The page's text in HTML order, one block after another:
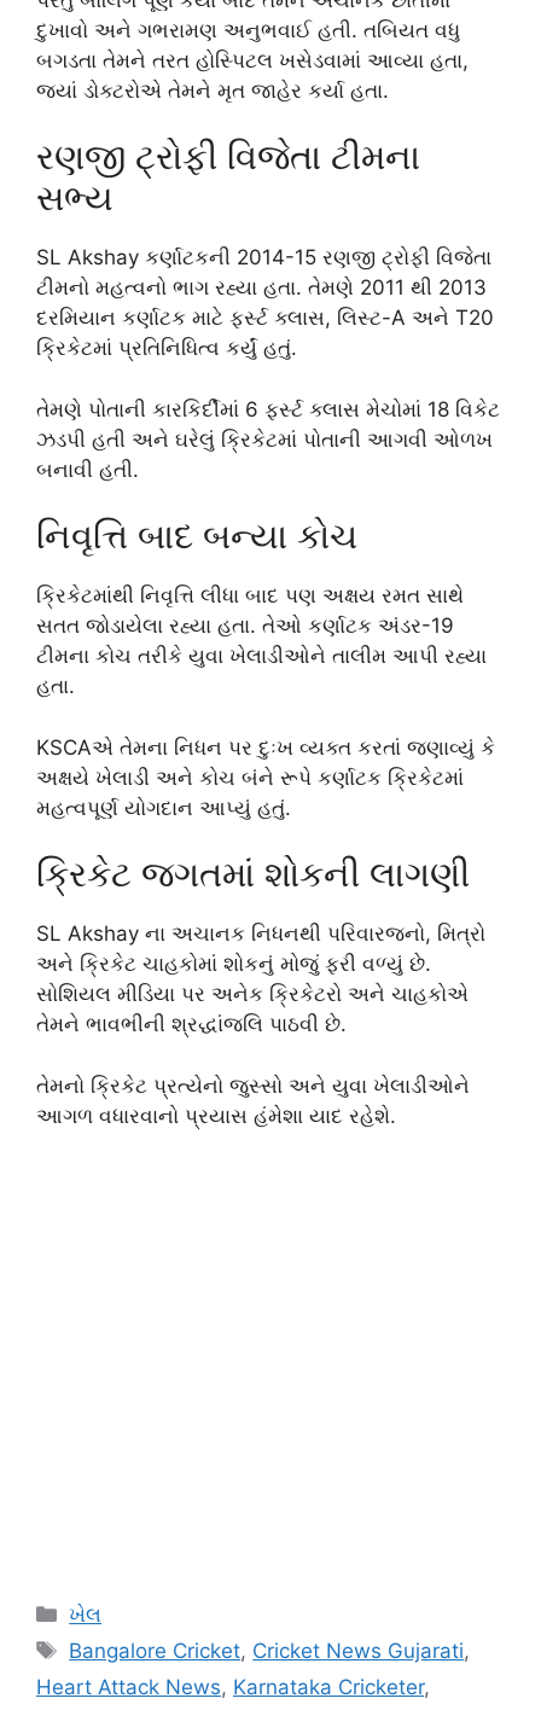
દુખાવો અને ગભરામણ અનુભવાઈ હતી. તબિયત વધુ
બગડતા તેમને તરત હોસ્પિટલ ખસેડવામાં આવ્યા હતા,
જ્યાં ડોક્ટરોએ તેમને મૃત જાહેર કર્યા હતા.
રણજી ટ્રોફી વિજેતા ટીમના
સભ્ય
SL Akshay કર્ણાટકની 2014-15 રણજી ટ્રોફી વિજેતા
ટીમનો મહત્વનો ભાગ રહ્યા હતા. તેમણે 2011 થી 2013
દરમિયાન કર્ણાટક માટે ફર્સ્ટ ક્લાસ, લિસ્ટ-A અને T20
ક્રિકેટમાં પ્રતિનિધિત્વ કર્યું હતું.
તેમણે પોતાની કારકિર્દીમાં 6 ફર્સ્ટ ક્લાસ મેચોમાં 18 વિકેટ
ઝડપી હતી અને ઘરેલું ક્રિકેટમાં પોતાની આગવી ઓળખ
બનાવી હતી.
નિવૃત્તિ બાદ બન્યા કોચ
ક્રિકેટમાંથી નિવૃત્તિ લીધા બાદ પણ અક્ષય રમત સાથે
સતત જોડાયેલા રહ્યા હતા. તેઓ કર્ણાટક અંડર-19
ટીમના કોચ તરીકે યુવા ખેલાડીઓને તાલીમ આપી રહ્યા
હતા.
KSCAએ તેમના નિધન પર દુઃખ વ્યક્ત કરતાં જણાવ્યું કે
અક્ષયે ખેલાડી અને કોચ બંને રૂપે કર્ણાટક ક્રિકેટમાં
મહત્વપૂર્ણ યોગદાન આપ્યું હતું.
ક્રિકેટ જગતમાં શોકની લાગણી
SL Akshay ના અચાનક નિધનથી પરિવારજનો, મિત્રો
અને ક્રિકેટ ચાહકોમાં શોકનું મોજું ફરી વળ્યું છે.
સોશિયલ મીડિયા પર અનેક ક્રિકેટરો અને ચાહકોએ
તેમને ભાવભીની શ્રદ્ધાંજલિ પાઠવી છે.
તેમનો ક્રિકેટ પ્રત્યેનો જુસ્સો અને યુવા ખેલાડીઓને
આગળ વધારવાનો પ્રયાસ હંમેશા યાદ રહેશે.
Categories
ખેલ
Tags
Bangalore Cricket, Cricket News Gujarati,
Heart Attack News, Karnataka Cricketer,